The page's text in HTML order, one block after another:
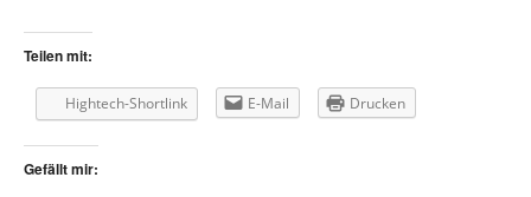
Teilen mit:
Hightech-Shortlink E-Mail Drucken
Gefällt mir: